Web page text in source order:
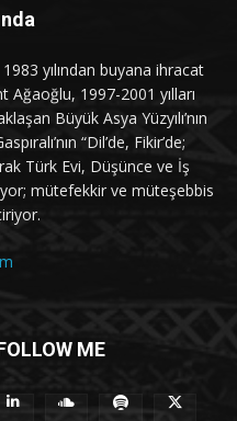
yılından buyana ihracat
1997-2001 yılları
Büyük Asya Yüzyılı’nın
“Dil’de, Fikir’de;
Türk Evi, Düşünce ve İş
mütefekkir ve müteşebbis
ME